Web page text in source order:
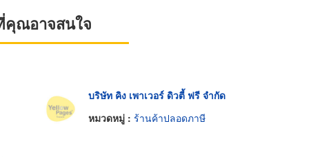
คุณอาจสนใจ
บริษัท คิง เพาเวอร์ ดิวตี้ ฟรี จำกัด
หมวดหมู่ : ร้านค้าปลอดภาษี